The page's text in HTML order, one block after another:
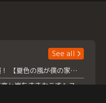
See all
浮所飛貴主演！ 【夏色の風が僕の家にやってきた】 本日よりテラサで独占配信スタート！
『夏色の雲が恋と嵐をまきおこす』スペシャルメイキング 【Part1】2026年７月18日（土）23時30分～配信スタート！話題のシーンの裏側を大公開！豪華キャスト大集合！ 『武宮家 真夏の家族会議』開催！